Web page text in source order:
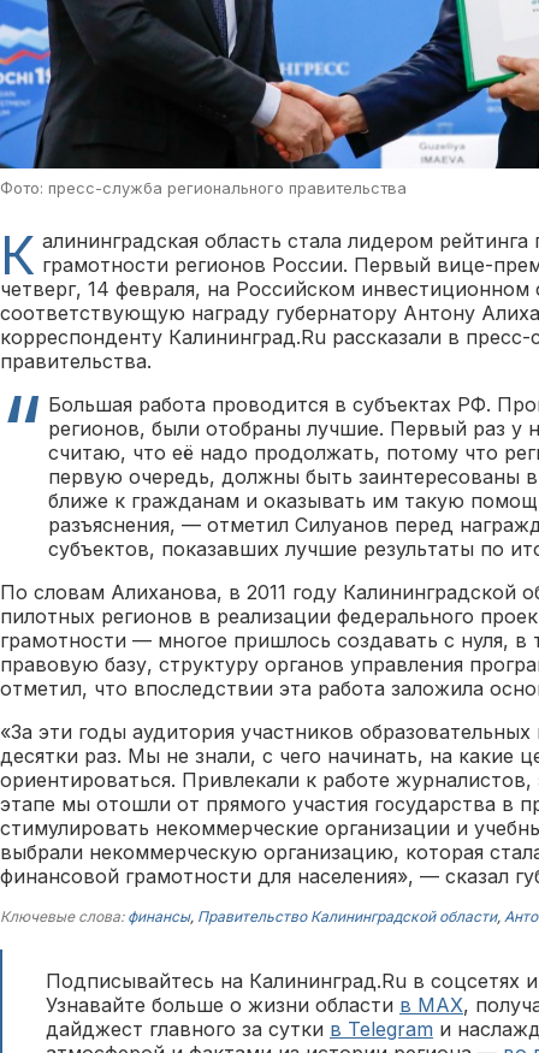
Фото: пресс-служба регионального правительства
К алининградская область стала лидером
грамотности регионов России. Первый вице-
четверг, 14 февраля, на Российском
соответствующую награду губернатору Антону
корреспонденту Калининград.Ru рассказали в пресс-
правительства.
Большая работа проводится в субъектах РФ.
регионов, были отобраны лучшие. Первый раз у
считаю, что её надо продолжать, потому что
первую очередь, должны быть заинтересованы
ближе к гражданам и оказывать им такую
разъяснения, — отметил Силуанов перед
субъектов, показавших лучшие результаты по
По словам Алиханова, в 2011 году Калининградской
пилотных регионов в реализации федерального
грамотности — многое пришлось создавать с нуля,
правовую базу, структуру органов управления
отметил, что впоследствии эта работа заложила
«За эти годы аудитория участников
десятки раз. Мы не знали, с чего начинать, на какие
ориентироваться. Привлекали к работе
этапе мы отошли от прямого участия государства в
стимулировать некоммерческие организации и
выбрали некоммерческую организацию, которая
финансовой грамотности для населения», — сказал
Ключевые слова: финансы, Правительство Калининградской области,
Подписывайтесь на Калининград.Ru в соцсетях
Узнавайте больше о жизни области в MAX,
дайджест главного за сутки в Telegram и